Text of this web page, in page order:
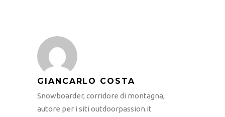
GIANCARLO COSTA
Snowboarder, corridore di montagna,
autore per i siti outdoorpassion.it